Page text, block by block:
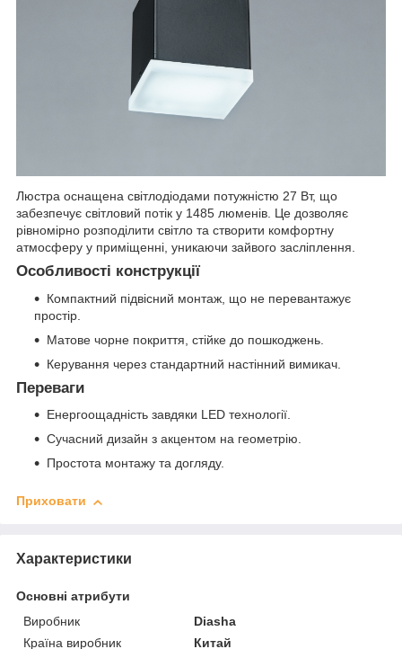
Люстра оснащена світлодіодами потужністю 27 Вт, що
забезпечує світловий потік у 1485 люменів. Це дозволяє
рівномірно розподілити світло та створити комфортну
атмосферу у приміщенні, уникаючи зайвого засліплення.
Особливості конструкції
Компактний підвісний монтаж, що не перевантажує
простір.
Матове чорне покриття, стійке до пошкоджень.
Керування через стандартний настінний вимикач.
Переваги
Енергоощадність завдяки LED технології.
Сучасний дизайн з акцентом на геометрію.
Простота монтажу та догляду.
Приховати
Характеристики
Основні атрибути
Виробник
Diasha
Країна виробник
Китай